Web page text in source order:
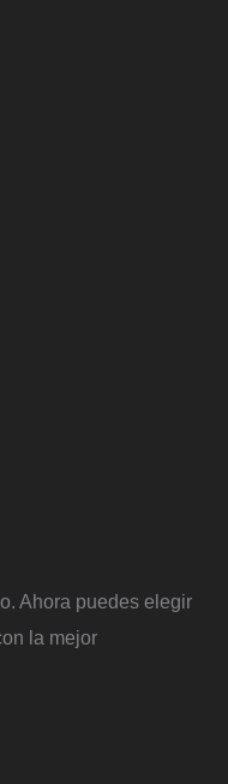
Ahora puedes elegir
la mejor